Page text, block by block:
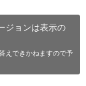
ジョンは表示の
えできかねますので予